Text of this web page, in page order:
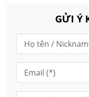
GỬI Ý